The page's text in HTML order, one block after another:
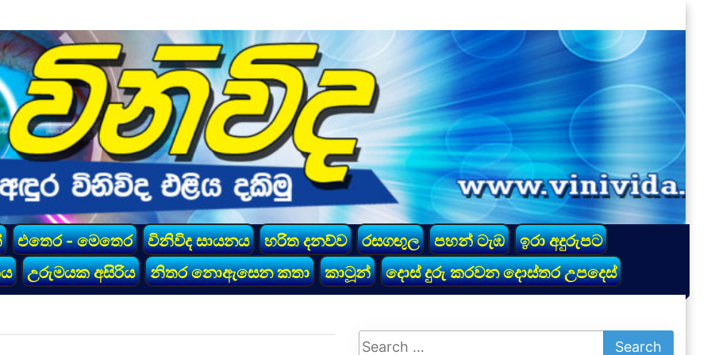
එතෙර - මෙතෙර විනිවිද සායනය හරිත දනව්ව රසගඟුල පහන් ටැඹ
ඉරා අදුරුපට
උරුමයක අසිරිය නිතර නොඇසෙන කතා කාටූන් දොස් දුරු කරවන දොස්තර උපදෙස්